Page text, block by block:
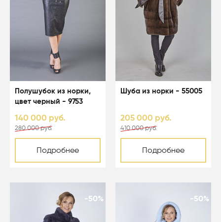
Полушубок из норки,
цвет черный - 9753
140 000 руб.
280 000 руб.
Подробнее
Шуба из норки - 55005
205 000 руб.
410 000 руб.
Подробнее
-50% -50%